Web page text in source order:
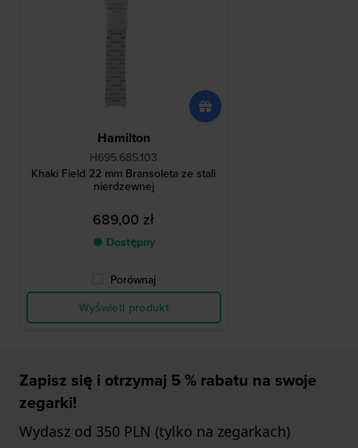
Hamilton
H695.685.103
Khaki Field 22 mm Bransoleta ze stali
nierdzewnej
689,00 zł
● Dostępny
Porównaj
Wyświetl produkt
Zapisz się i otrzymaj 5 % rabatu na swoje
zegarki!
Wydasz od 350 PLN (tylko na zegarkach)